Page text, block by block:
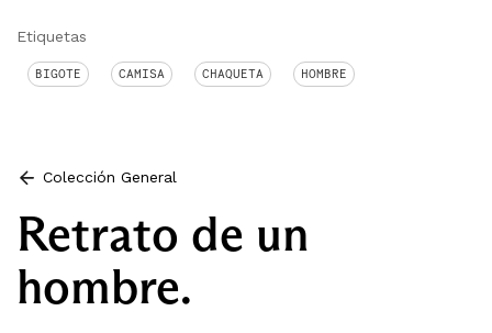
Etiquetas
BIGOTE CAMISA CHAQUETA HOMBRE
Colección General
Retrato de un
hombre.